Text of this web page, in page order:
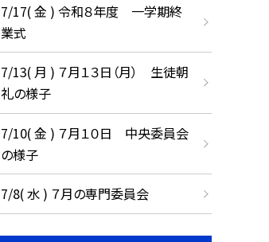
7/17( 金 ) 令和８年度 一学期終
業式
7/13( 月 ) ７月１３日（月） 生徒朝
礼の様子
7/10( 金 ) ７月１０日 中央委員会
の様子
7/8( 水 ) ７月の専門委員会